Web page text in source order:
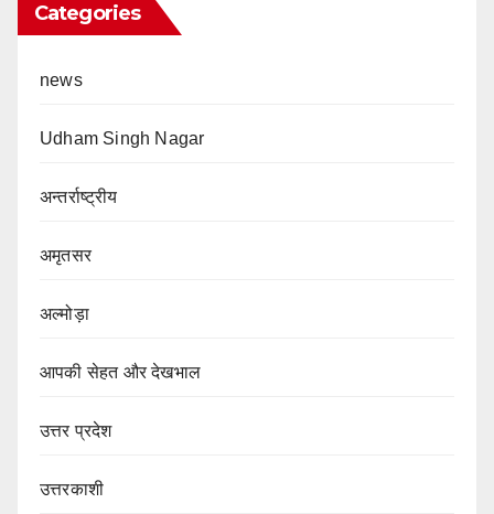
Categories
news
Udham Singh Nagar
अन्तर्राष्ट्रीय
अमृतसर
अल्मोड़ा
आपकी सेहत और देखभाल
उत्तर प्रदेश
उत्तरकाशी